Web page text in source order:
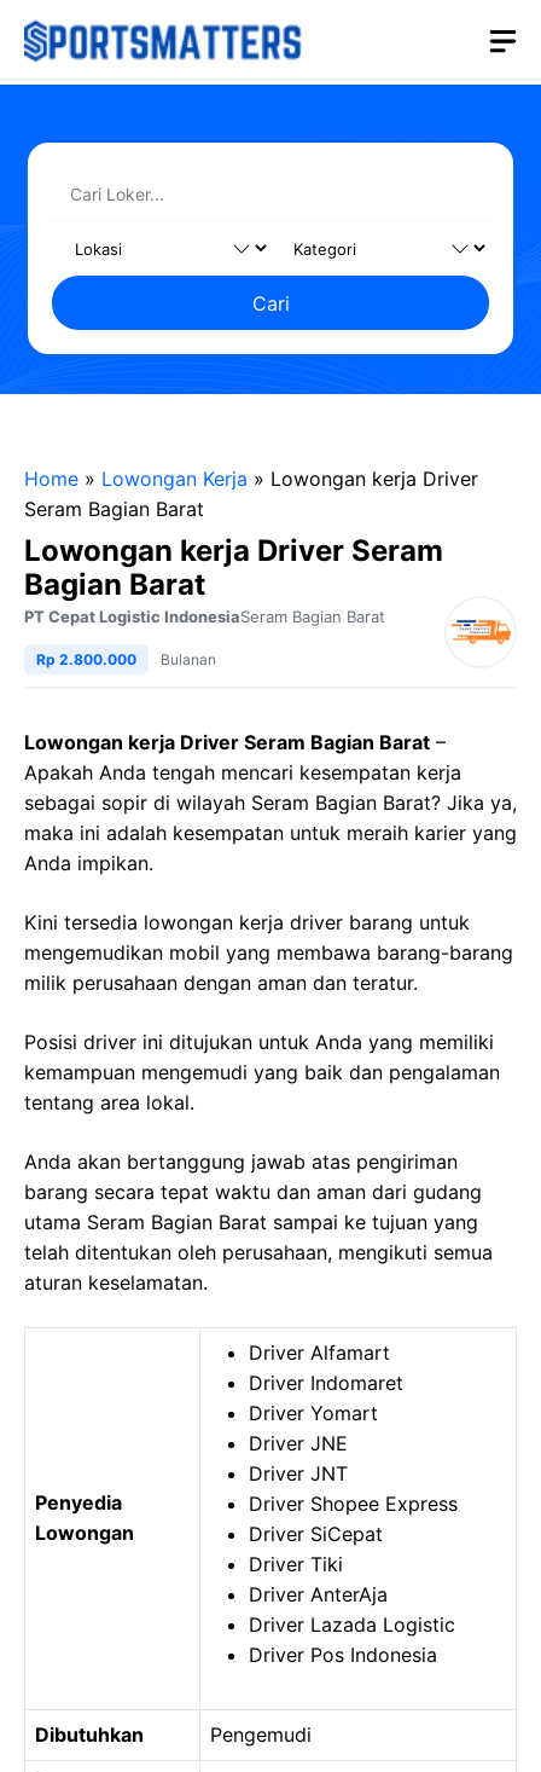
Langsung
Cari
Home » Lowongan Kerja » Lowongan kerja Driver
Seram Bagian Barat
Lowongan kerja Driver Seram
Bagian Barat
PT Cepat Logistic IndonesiaSeram Bagian Barat
Rp 2.800.000 Bulanan
Lowongan kerja Driver Seram Bagian Barat –
Apakah Anda tengah mencari kesempatan kerja
sebagai sopir di wilayah Seram Bagian Barat? Jika ya,
maka ini adalah kesempatan untuk meraih karier yang
Anda impikan.
Kini tersedia lowongan kerja driver barang untuk
mengemudikan mobil yang membawa barang-barang
milik perusahaan dengan aman dan teratur.
Posisi driver ini ditujukan untuk Anda yang memiliki
kemampuan mengemudi yang baik dan pengalaman
tentang area lokal.
Anda akan bertanggung jawab atas pengiriman
barang secara tepat waktu dan aman dari gudang
utama Seram Bagian Barat sampai ke tujuan yang
telah ditentukan oleh perusahaan, mengikuti semua
aturan keselamatan.
Penyedia
Lowongan
Driver Alfamart
Driver Indomaret
Driver Yomart
Driver JNE
Driver JNT
Driver Shopee Express
Driver SiCepat
Driver Tiki
Driver AnterAja
Driver Lazada Logistic
Driver Pos Indonesia
Dibutuhkan Pengemudi